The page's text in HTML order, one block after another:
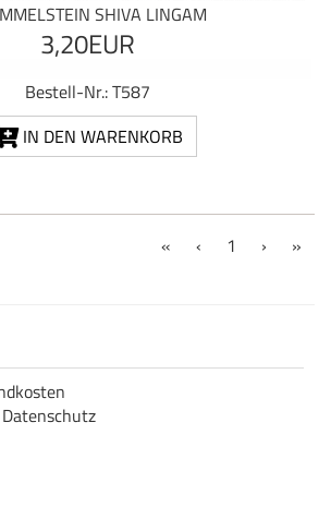
SHIVA LINGAM
3,20EUR
Bestell-Nr.: T587
IN DEN WARENKORB
« ‹ 1 (current)
› »